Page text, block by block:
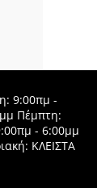
9:00πμ -
Πέμπτη:
- 6:00μμ
ΚΛΕΙΣΤΑ